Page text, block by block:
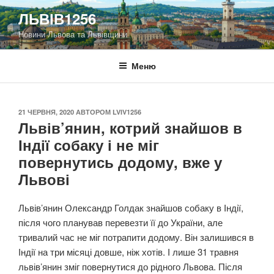
Перейти
до
вмісту
ЛЬВІВ1256
Новини Львова та Львівщини
Меню
ОПУБЛІКОВАНО
21 ЧЕРВНЯ, 2020 АВТОРОМ LVIV1256
Львів’янин, котрий знайшов в
Індії собаку і не міг
повернутись додому, вже у
Львові
Львів’янин Олександр Голдак знайшов собаку в Індії,
після чого планував перевезти її до України, але
тривалий час не міг потрапити додому. Він залишився в
Індії на три місяці довше, ніж хотів. І лише 31 травня
львів’янин зміг повернутися до рідного Львова. Після